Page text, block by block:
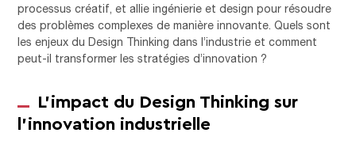
processus créatif, et allie ingénierie et design pour résoudre
des problèmes complexes de manière innovante. Quels sont
les enjeux du Design Thinking dans l’industrie et comment
peut-il transformer les stratégies d’innovation ?
L’impact du Design Thinking sur
l’innovation industrielle